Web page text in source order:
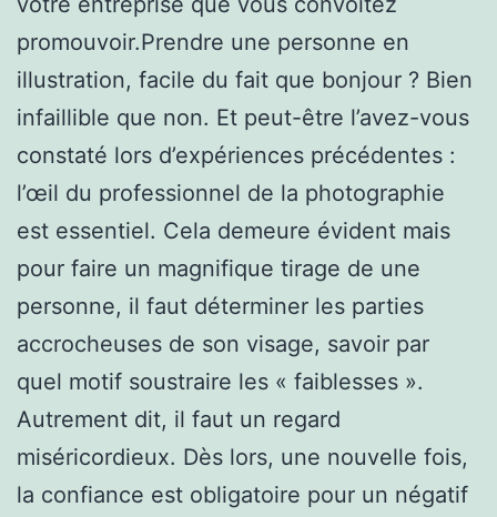
promouvoir.Prendre une personne en
illustration, facile du fait que bonjour ? Bien
infaillible que non. Et peut-être l’avez-vous
constaté lors d’expériences précédentes :
l’œil du professionnel de la photographie
est essentiel. Cela demeure évident mais
pour faire un magnifique tirage de une
personne, il faut déterminer les parties
accrocheuses de son visage, savoir par
quel motif soustraire les « faiblesses ».
Autrement dit, il faut un regard
miséricordieux. Dès lors, une nouvelle fois,
la confiance est obligatoire pour un négatif